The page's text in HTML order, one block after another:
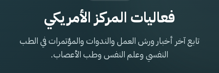
فعاليات المركز الأمريكي
تابع آخر أخبار ورش العمل والندوات والمؤتمرات في الطب
النفسي وعلم النفس وطب الأعصاب.